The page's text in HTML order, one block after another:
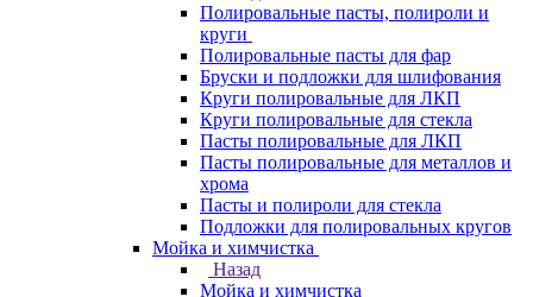
Полировальные пасты, полироли и
круги
Полировальные пасты для фар
Бруски и подложки для шлифования
Круги полировальные для ЛКП
Круги полировальные для стекла
Пасты полировальные для ЛКП
Пасты полировальные для металлов и
хрома
Пасты и полироли для стекла
Подложки для полировальных кругов
Мойка и химчистка
Назад
Мойка и химчистка